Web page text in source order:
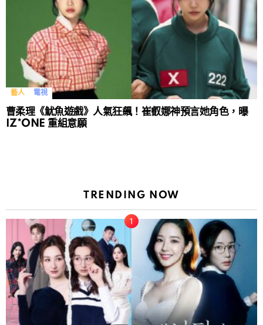
藝人 電視
曹柔理《魷魚遊戲》人氣狂飆！崔叡娜神預言她角色，曝
IZ*ONE 重組意願
TRENDING NOW